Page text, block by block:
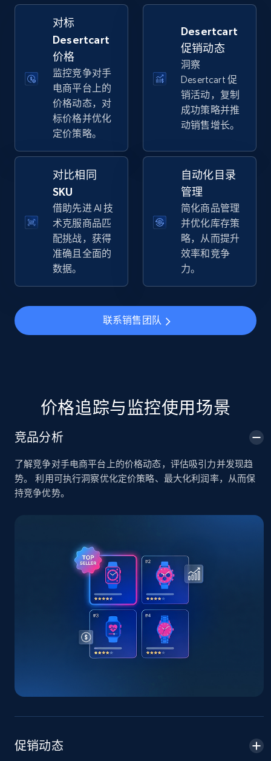
立即开始
Walmart - products - Discover products by
using sku numbers
URL, Final price, Sku, Currency, Gtin,
Specifications, Image urls, Top reviews, and
立即开始
TikTok Shop
668+
URL, Title, Available, Description, Currency, Initial
price, Final price, Discount percent, and more.
URL, Title, Available, Description, Currency, Initial
price, Final price, Discount percent, and more.
668+ 立即开始
TikTok Shop - discover records by shop url
对标
Desertcart
价格
监控竞争对手
电商平台上的
价格动态，对
标价格并优化
定价策略。
Desertcart
促销动态
洞察
Desertcart 促
销活动，复制
成功策略并推
动销售增长。
对比相同
SKU
借助先进 AI 技
术克服商品匹
配挑战，获得
准确且全面的
数据。
自动化目录
管理
简化商品管理
并优化库存策
略，从而提升
效率和竞争
力。
联系销售团队
价格追踪与监控使用场景
竞品分析
了解竞争对手电商平台上的价格动态，评估吸引力并发现趋
势。 利用可执行洞察优化定价策略、最大化利润率，从而保
持竞争优势。
促销动态